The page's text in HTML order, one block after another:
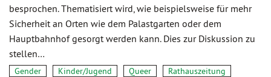
besprochen. Thematisiert wird, wie beispielsweise für mehr
Sicherheit an Orten wie dem Palastgarten oder dem
Hauptbahnhof gesorgt werden kann. Dies zur Diskussion zu
stellen…
Gender Kinder/Jugend Queer
Rathauszeitung